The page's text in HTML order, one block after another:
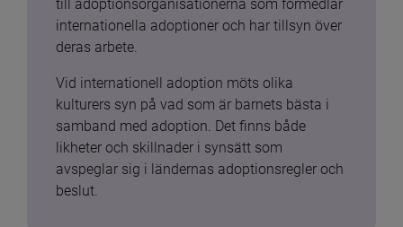
till adoptionsorganisationerna som förmedlar
internationella adoptioner och har tillsyn över
deras arbete.
Vid internationell adoption möts olika
kulturers syn på vad som är barnets bästa i
samband med adoption. Det finns både
likheter och skillnader i synsätt som
avspeglar sig i ländernas adoptionsregler och
beslut.